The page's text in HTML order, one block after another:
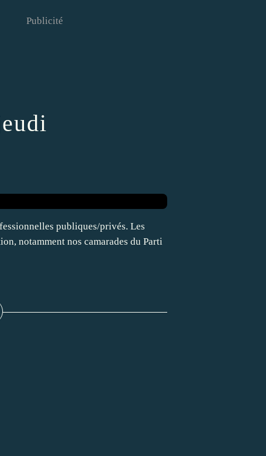
Publicité
publiques/privés. Les
notamment nos camarades du Parti